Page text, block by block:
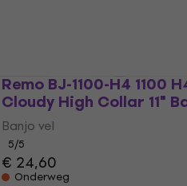
Remo BJ-1100-H4 1100
Cloudy High Collar 11"
Banjo vel
5/5
€ 24,60
Onderweg